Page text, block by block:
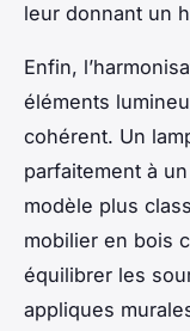
leur donnant un
Enfin,
éléments
cohérent. Un
parfaitement à
modèle plus
mobilier en bois
équilibrer les
appliques